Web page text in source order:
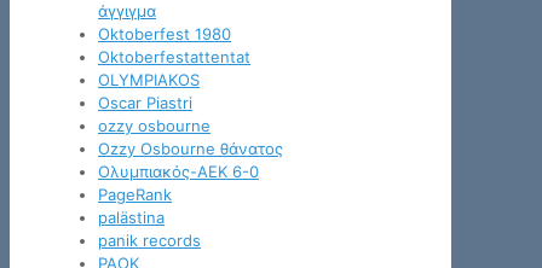
άγγιγμα
Oktoberfest 1980
Oktoberfestattentat
OLYMPIAKOS
Oscar Piastri
ozzy osbourne
Ozzy Osbourne θάνατος
Oλυμπιακός-ΑΕΚ 6-0
PageRank
palästina
panik records
PAOK